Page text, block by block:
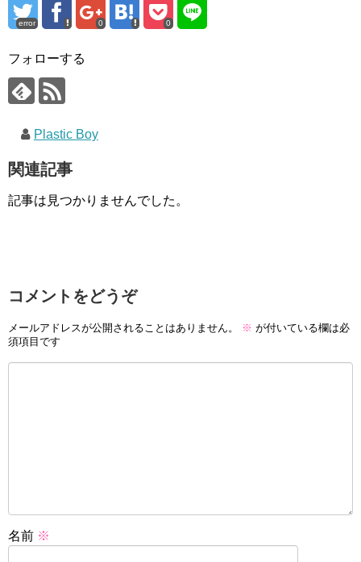
error 0 0
フォローする
Plastic Boy
関連記事
記事は見つかりませんでした。
コメントをどうぞ
メールアドレスが公開されることはありません。 ※ が付いている欄は必
須項目です
名前 ※